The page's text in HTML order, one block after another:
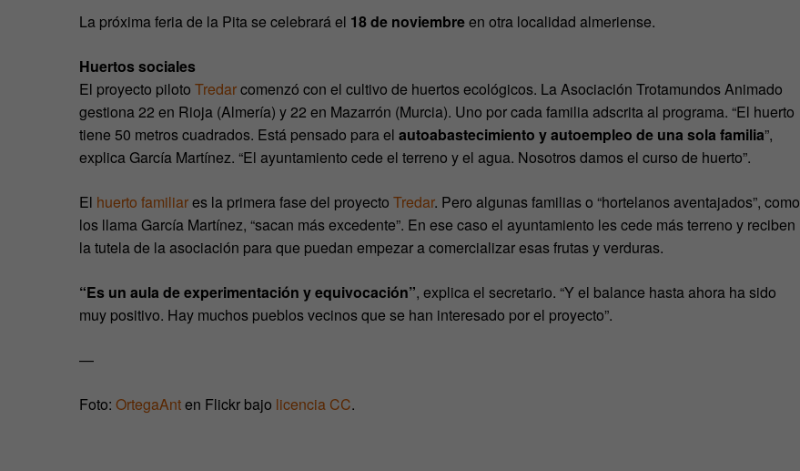
La próxima feria de la Pita se celebrará el 18 de noviembreen otra localidad almeriense.
Huertos sociales
El proyecto piloto Tredarcomenzó con el cultivo de huertos ecológicos. La Asociación Trotamundos Animado
gestiona 22 en Rioja (Almería) y 22 en Mazarrón (Murcia). Uno por cada familia adscrita al programa. “El huerto
tiene 50 metros cuadrados. Está pensado para el autoabastecimiento y autoempleo de una sola familia”,
explica García Martínez. “El ayuntamiento cede el terreno y el agua. Nosotros damos el curso de huerto”.
El huerto familiares la primera fase del proyecto Tredar. Pero algunas familias o “hortelanos aventajados”, como
los llama García Martínez, “sacan más excedente”. En ese caso el ayuntamiento les cede más terreno y reciben
la tutela de la asociación para que puedan empezar a comercializar esas frutas y verduras.
“Es un aula de experimentación y equivocación”, explica el secretario. “Y el balance hasta ahora ha sido
muy positivo. Hay muchos pueblos vecinos que se han interesado por el proyecto”.
—
Foto: OrtegaAnten Flickr bajo licencia CC.